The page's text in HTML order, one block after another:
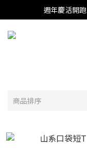
週年慶活開
週年慶活開
全
商品排序